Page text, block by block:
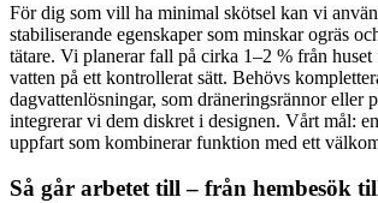
För dig som vill ha minimal skötsel kan vi
stabiliserande egenskaper som minskar ogräs
tätare. Vi planerar fall på cirka 1–2 % från
vatten på ett kontrollerat sätt. Behövs
dagvattenlösningar, som dräneringsrännor eller
integrerar vi dem diskret i designen. Vårt mål:
uppfart som kombinerar funktion med ett
Så går arbetet till – från hembesök